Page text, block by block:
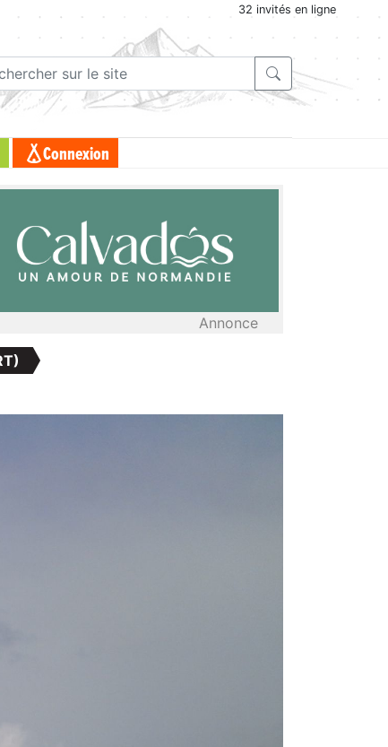
32 invités en ligne
Connexion
Annonce